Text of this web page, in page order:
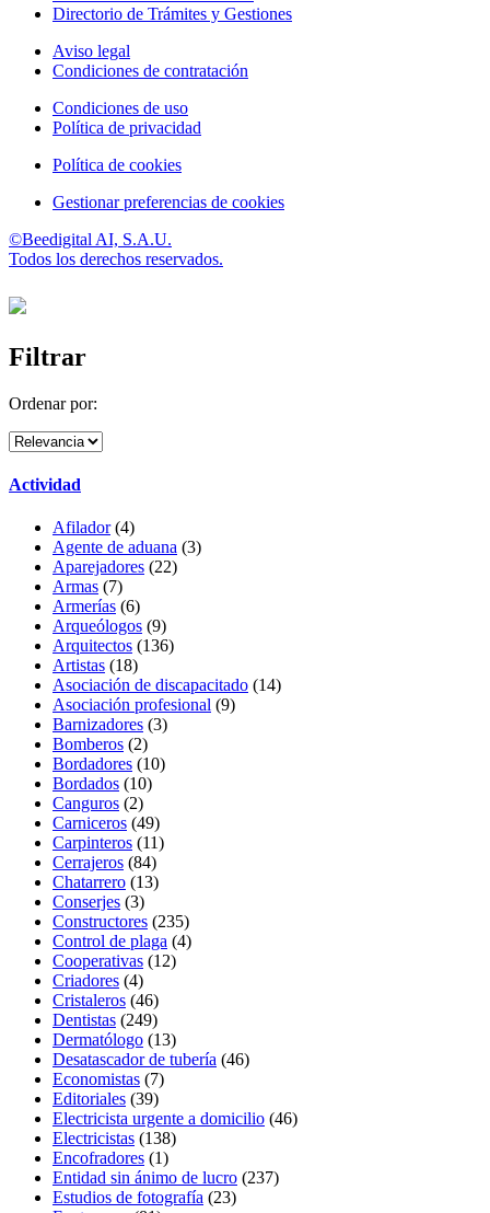
Directorio de Trámites y Gestiones
Aviso legal
Condiciones de contratación
Condiciones de uso
Política de privacidad
Política de cookies
Gestionar preferencias de cookies
©Beedigital AI, S.A.U.
Todos los derechos reservados.
Filtrar
Ordenar por:
Actividad
Afilador(4)
Agente de aduana (3)
Aparejadores (22)
Armas (7)
Armerías (6)
Arqueólogos (9)
Arquitectos (136)
Artistas (18)
Asociación de discapacitado (14)
Asociación profesional (9)
Barnizadores (3)
Bomberos (2)
Bordadores (10)
Bordados (10)
Canguros (2)
Carniceros (49)
Carpinteros (11)
Cerrajeros (84)
Chatarrero (13)
Conserjes (3)
Constructores (235)
Control de plaga (4)
Cooperativas (12)
Criadores (4)
Cristaleros (46)
Dentistas (249)
Dermatólogo (13)
Desatascador de tubería (46)
Economistas (7)
Editoriales (39)
Electricista urgente a domicilio (46)
Electricistas (138)
Encofradores (1)
Entidad sin ánimo de lucro (237)
Estudios de fotografía (23)